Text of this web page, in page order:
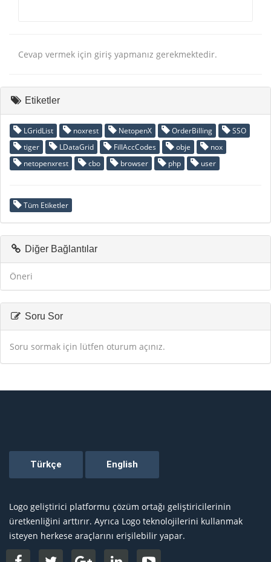
Cevap vermek için giriş yapmanız gerekmektedir.
Etiketler
LGridList noxrest NetopenX OrderBilling
SSO
tiger
LDataGrid FillAccCodes obje
nox
netopenxrest
cbo browser php user
Tüm Etiketler
Diğer Bağlantılar
Öneri
Soru Sor
Soru sormak için lütfen oturum açınız.
Logo geliştirici platformu çözüm ortağı geliştiricilerinin
üretkenliğini arttırır. Ayrıca Logo teknolojilerini kullanmak
isteyen herkese araçlarını erişilebilir yapar.